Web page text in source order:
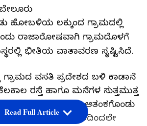
ಹೋಬಳಿಯ ಲಕ್ಕುಂದ ಗ್ರಾಮದಲ್ಲಿ
ರಾಜಾರೋಷವಾಗಿ ಗ್ರಾಮದೊಳಗೆ
ಭೀತಿಯ ವಾತಾವರಣ ಸೃಷ್ಟಿಸಿದೆ.
ವಸತಿ ಪ್ರದೇಶದ ಬಳಿ ಕಾಡಾನೆ
ರಸ್ತೆ ಹಾಗೂ ಮನೆಗಳ ಸುತ್ತಮುತ್ತ
ಕಂಡ ಗ್ರಾಮಸ್ಥರು ಆತಂಕಗೊಂಡು
ತೆರಳಿದರು. ಕೆಲವರು ದೂರದಿಂದಲೇ
Read Full Article